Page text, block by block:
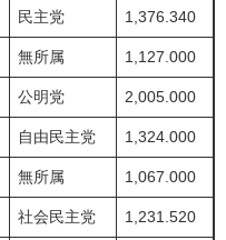
民主党 1,376.340
無所属 1,127.000
公明党 2,005.000
自由民主党 1,324.000
無所属 1,067.000
社会民主党 1,231.520